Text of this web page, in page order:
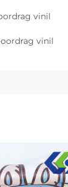
vinil
vinil